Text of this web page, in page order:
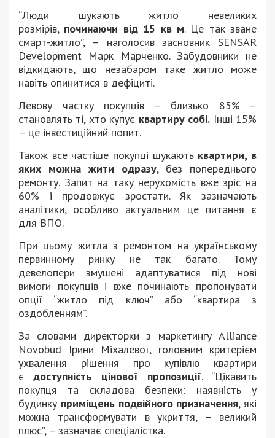
“Люди шукають житло невеликих
розмірів, починаючи від 15 кв м. Це так зване
смарт-житло”, – наголосив засновник SENSAR
Development Марк Марченко. Забудовники не
відкидають, що незабаром таке житло може
навіть опинитися в дефіциті.
Левову частку покупців – близько 85% –
становлять ті, хто купує квартиру собі. Інші 15%
– це інвестиційний попит.
Також все частіше покупці шукають квартири, в
яких можна жити одразу, без попереднього
ремонту. Запит на таку нерухомість вже зріс на
60% і продовжує зростати. Як зазначають
аналітики, особливо актуальним це питання є
для ВПО.
При цьому житла з ремонтом на українському
первинному ринку не так багато. Тому
девелопери змушені адаптуватися під нові
вимоги покупців і вже починають пропонувати
опції “житло під ключ” або “квартира з
оздобленням”.
За словами директорки з маркетингу Alliance
Novobud Ірини Міхалевої, головним критерієм
ухвалення рішення про купівлю квартири
єдоступність цінової пропозиції. “Цікавить
покупця та складова безпеки: наявність у
будинку приміщень подвійного призначення, які
можна трансформувати в укриття, – великий
плюс”, – зазначає спеціалістка.